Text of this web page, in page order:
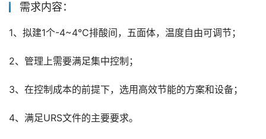
需求内容：
1、拟建1个-4~4℃排酸间，五面体，温度自由可调节；
2、管理上需要满足集中控制；
3、在控制成本的前提下，选用高效节能的方案和设备；
4、满足URS文件的主要要求。